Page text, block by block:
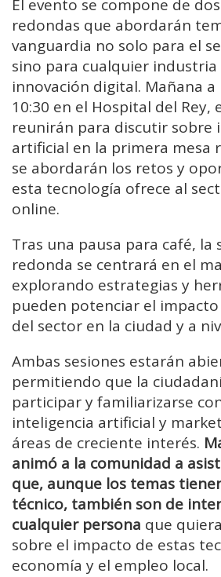
El evento se compone de
redondas que abordarán
vanguardia no solo para el
sino para cualquier
innovación digital. Mañana
10:30 en el Hospital del Rey,
reunirán para discutir sobre
artificial en la primera mesa
se abordarán los retos y
esta tecnología ofrece al
online.
Tras una pausa para café, la
redonda se centrará en el
explorando estrategias y
pueden potenciar el
del sector en la ciudad y a
Ambas sesiones estarán
permitiendo que la
participar y familiarizarse
inteligencia artificial y
áreas de creciente interés.
animó a la comunidad a
que, aunque los temas
técnico, también son de
cualquier persona que
sobre el impacto de estas
economía y el empleo local.